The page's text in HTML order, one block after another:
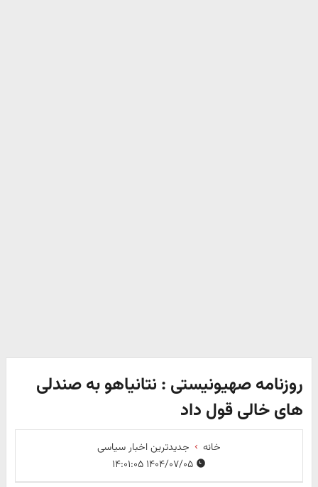
روزنامه صهیونیستی : نتانیاهو به صندلی
های خالی قول داد
خانه
جدیدترین اخبار سیاسی
۱۴۰۴/۰۷/۰۵ ۱۴:۰۱:۰۵